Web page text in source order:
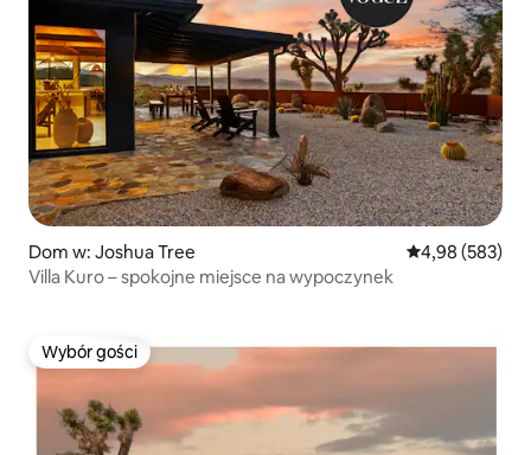
Dom w: Joshua Tree Średnia
4,98 (583)
Villa Kuro – spokojne miejsce na wypoczynek
Wybór gości
Wybór gości